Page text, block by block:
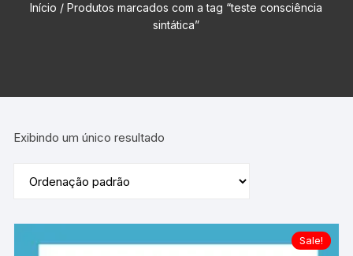
Início / Produtos marcados com a tag “teste consciência
sintática”
Exibindo um único resultado
Sale!